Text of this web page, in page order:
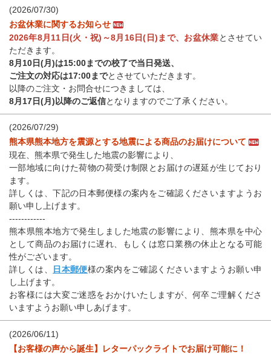
(2026/07/30)
お盆休業に関するお知らせ
2026年8月11日(火・祝)～8月16日(日)まで、お盆休業とさせてい
ただきます。
8月10日(月)は15:00までの校了で当日発送、
ご注文の対応は17:00までとさせていただきます。
以降のご注文・お問合せにつきましては、
8月17日(月)以降のご返信となりますのでご了承ください。
(2026/07/29)
熊本県熊本地方を震源とする地震による商品のお届けについて
現在、熊本県で発生した地震の影響により、
一部地域に向けた荷物の荷受け制限とお届けの遅延が生じており
ます。
詳しくは、下記の日本郵便様の案内をご確認くださいますようお
願い申し上げます。
------------
熊本県熊本地方で発生しました地震の影響により、熊本県を中心
として商品のお届けに遅れ、もしくは窓口業務の休止となる可能
性がございます。
詳しくは、
日本郵便様の案内をご確認くださいますようお願い申
し上げます。
お客様には大変ご迷惑をおかけいたしますが、何卒ご理解くださ
いますようお願い申しあげます。
(2026/06/11)
【お客様の声から誕生】レターパックライトでお届け可能に！